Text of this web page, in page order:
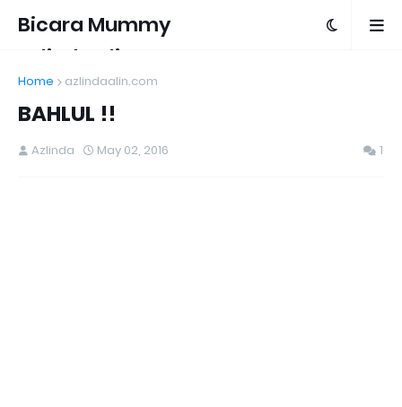
Bicara Mummy
Azlinda Alin
Home azlindaalin.com
BAHLUL !!
Azlinda May 02, 2016 1